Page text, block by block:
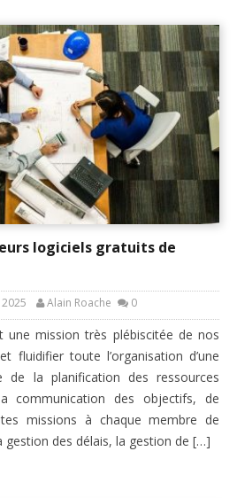
logiciels gratuits de
Alain Roache 0
mission très plébiscitée de nos
fluidifier toute l’organisation d’une
de la planification des ressources
communication des objectifs, de
missions à chaque membre de
gestion des délais, la gestion de […]